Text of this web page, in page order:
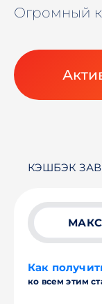
Огромный
КЭШБЭК
МАКС
Как
ко всем этим